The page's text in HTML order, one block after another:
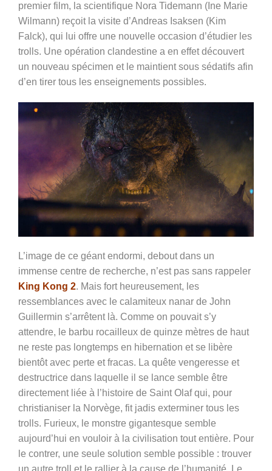
premier film, la scientifique Nora Tidemann ( Ine Marie
Wilmann) reçoit la visite d’Andreas Isaksen (Kim
Falck), qui lui offre une nouvelle occasion d’étudier les
trolls. Une opération clandestine a en effet découvert
un nouveau spécimen et le maintient sous sédatifs afin
d’en tirer tous les enseignements possibles.
L’image de ce géant endormi, debout dans un
immense centre de recherche, n’est pas sans rappeler
King Kong 2. Mais fort heureusement, les
ressemblances avec le calamiteux nanar de John
Guillermin s’arrêtent là. Comme on pouvait s’y
attendre, le barbu rocailleux de quinze mètres de haut
ne reste pas longtemps en hibernation et se libère
bientôt avec perte et fracas. La quête vengeresse et
destructrice dans laquelle il se lance semble être
directement liée à l’histoire de Saint Olaf qui, pour
christianiser la Norvège, fit jadis exterminer tous les
trolls. Furieux, le monstre gigantesque semble
aujourd’hui en vouloir à la civilisation tout entière. Pour
le contrer, une seule solution semble possible : trouver